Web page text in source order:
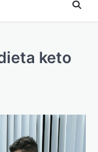
keto